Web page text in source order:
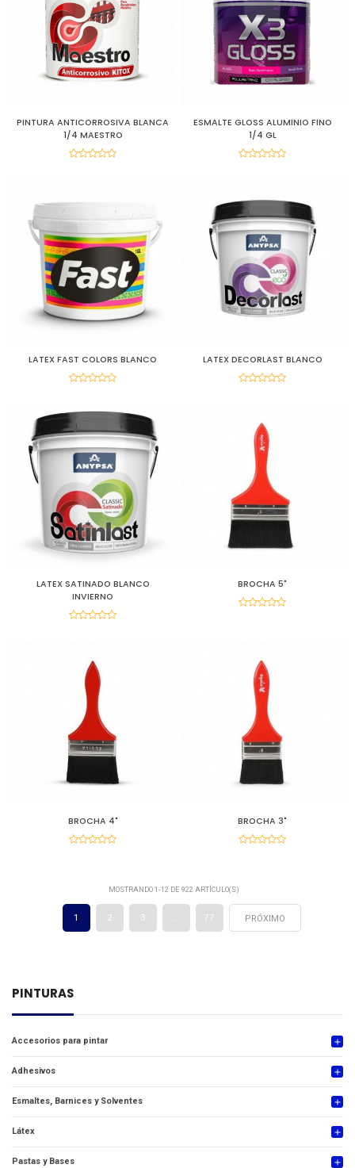
PINTURAS
Accesorios para pintar add
Adhesivos add
Esmaltes, Barnices y Solventes add
Látex add
Pastas y Bases add
PINTURA ANTICORROSIVA BLANCA
1/4 MAESTRO
ESMALTE GLOSS ALUMINIO FINO
1/4 GL
LATEX FAST COLORS BLANCO LATEX DECORLAST BLANCO
LATEX SATINADO BLANCO
INVIERNO
BROCHA 5"
BROCHA 4" BROCHA 3"
MOSTRANDO 1-12 DE 922 ARTÍCULO(S)
1 2 3 77 PRÓXIMO